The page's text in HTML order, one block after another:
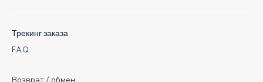
Трекинг заказа
F.A.Q.